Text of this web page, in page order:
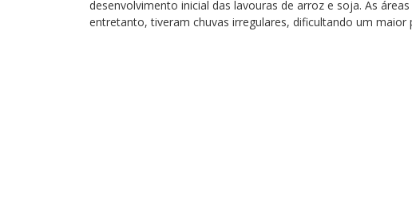
desenvolvimento inicial das lavouras de arroz e soja. As
entretanto, tiveram chuvas irregulares, dificultando um maior